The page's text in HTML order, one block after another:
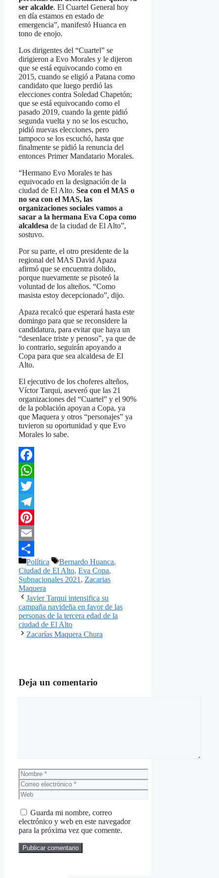
ser alcalde. El Cuartel General hoy
en día estamos en estado de
emergencia”, manifestó Huanca en
tono de enojo.
Los dirigentes del “Cuartel” se
dirigieron a Evo Morales y le dijeron
que se está equivocando como en
2015, cuando se eligió a Patana como
candidato que luego perdió las
elecciones contra Soledad Chapetón;
que se está equivocando como el
pasado 2019, cuando la gente pidió
segunda vuelta y no se los escucho,
pidió nuevas elecciones, pero
tampoco se los escuchó, hasta que
finalmente se pidió la renuncia del
entonces Primer Mandatario Morales.
“Hermano Evo Morales te has
equivocado en la designación de la
ciudad de El Alto. Sea con el MAS o
no sea con el MAS, las
organizaciones sociales vamos a
sacar a la hermana Eva Copa como
alcaldesa de la ciudad de El Alto”,
sostuvo.
Por su parte, el otro presidente de la
regional del MAS David Apaza
afirmó que se encuentra dolido,
porque nuevamente se pisoteó la
voluntad de los alteños. “Como
masista estoy decepcionado”, dijo.
Apaza recalcó que esperará hasta este
domingo para que se reconsidere la
candidatura, para evitar que haya un
“desenlace triste y penoso”, ya que de
lo contrario, seguirán apoyando a
Copa para que sea alcaldesa de El
Alto.
El ejecutivo de los choferes alteños,
Víctor Tarqui, aseveró que las 21
organizaciones del “Cuartel” y el 90%
de la población apoyan a Copa, ya
que Maquera y otros “personajes” ya
tuvieron su oportunidad y que Evo
Morales lo sabe.
Facebook
WhatsApp
Twitter
Telegram
Pinterest
Email
Compartir
Categorías
Política Etiquetas
Bernardo Huanca,
Ciudad de El Alto, Eva Copa,
Subnacionales 2021 , Zacarias
Maquera
Javier Tarqui intensifica su
campaña navideña en favor de las
personas de la tercera edad de la
ciudad de El Alto
Zacarías Maquera Chura
Deja un comentario
Nombre
Correo
electrónico
Web
Guarda mi nombre, correo
electrónico y web en este navegador
para la próxima vez que comente.